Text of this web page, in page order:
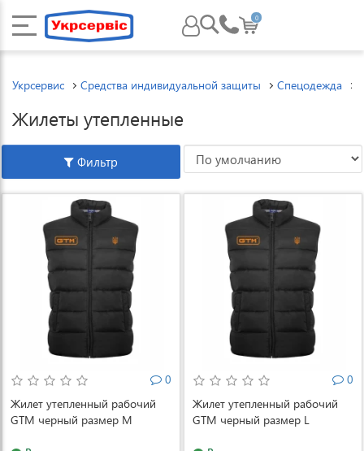
0
Укрсервис Средства индивидуальной защиты Спецодежда
Жилеты утепленные
Фильтр
0
Жилет утепленный рабочий
GTM черный размер M
0
Жилет утепленный рабочий
GTM черный размер L